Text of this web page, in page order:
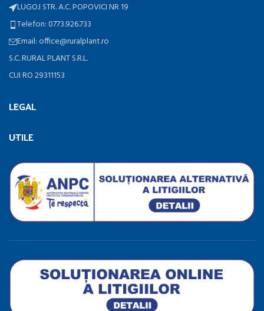
LUGOJ STR. A.C. POPOVICI NR 19
Telefon: 0773.926.733
Email: office@ruralplant.ro
S.C. RURAL PLANT S.R.L.
CUI RO 29311153
LEGAL
UTILE